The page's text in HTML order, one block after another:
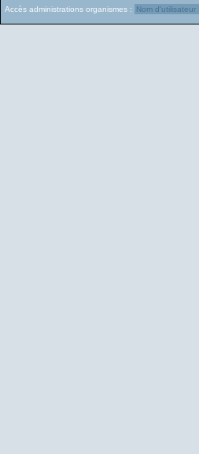
Accès administrations organismes :